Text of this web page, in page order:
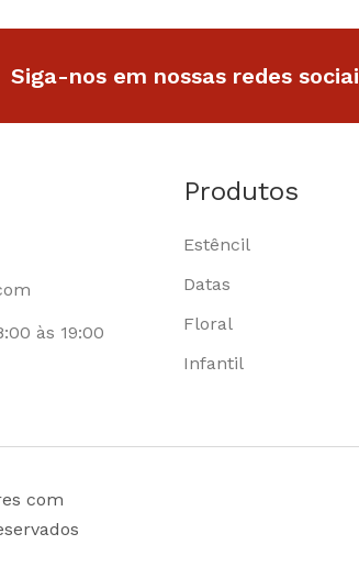
Siga-nos em nossas redes
às 19:00
Produtos
Estêncil
Datas
Floral
Infantil
com